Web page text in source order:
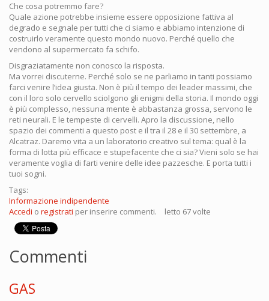
Che cosa potremmo fare?
Quale azione potrebbe insieme essere opposizione fattiva al
degrado e segnale per tutti che ci siamo e abbiamo intenzione di
costruirlo veramente questo mondo nuovo. Perché quello che
vendono al supermercato fa schifo.
Disgraziatamente non conosco la risposta.
Ma vorrei discuterne. Perché solo se ne parliamo in tanti possiamo
farci venire l’idea giusta. Non è più il tempo dei leader massimi, che
con il loro solo cervello sciolgono gli enigmi della storia. Il mondo oggi
è più complesso, nessuna mente è abbastanza grossa, servono le
reti neurali. E le tempeste di cervelli. Apro la discussione, nello
spazio dei commenti a questo post e il tra il 28 e il 30 settembre, a
Alcatraz. Daremo vita a un laboratorio creativo sul tema: qual è la
forma di lotta più efficace e stupefacente che ci sia? Vieni solo se hai
veramente voglia di farti venire delle idee pazzesche. E porta tutti i
tuoi sogni.
Tags:
Informazione indipendente
Accedi o registrati per inserire commenti. letto 67 volte
Commenti
GAS